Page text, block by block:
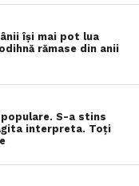
îşi mai pot lua
rămase din anii
S-a stins
interpreta. Toți